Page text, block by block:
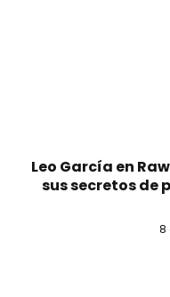
Leo García en
sus secretos de
8